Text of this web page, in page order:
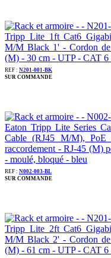
Tripp Lite 1ft Cat6
M/M Black 1' - Cordon
(M) - 30 cm - UTP - CAT 6
REF : N201-001-BK
SUR COMMANDE
Eaton Tripp Lite Series
Cable (RJ45 M/M),
raccordement - RJ-45 (M)
- moulé, bloqué - bleu
REF : N002-003-BL
SUR COMMANDE
Tripp Lite 2ft Cat6
M/M Black 2' - Cordon
(M) - 61 cm - UTP - CAT 6